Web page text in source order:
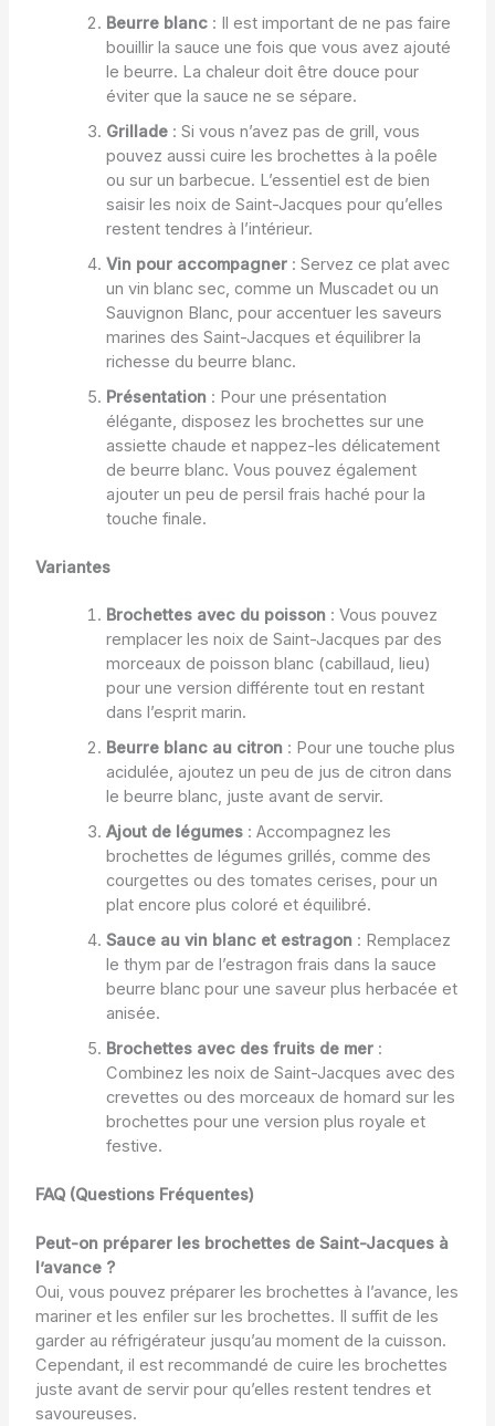
Beurre blanc: Il est important de ne pas faire
bouillir la sauce une fois que vous avez ajouté
le beurre. La chaleur doit être douce pour
éviter que la sauce ne se sépare.
Grillade: Si vous n’avez pas de grill, vous
pouvez aussi cuire les brochettes à la poêle
ou sur un barbecue. L’essentiel est de bien
saisir les noix de Saint-Jacques pour qu’elles
restent tendres à l’intérieur.
Vin pour accompagner: Servez ce plat avec
un vin blanc sec, comme un Muscadet ou un
Sauvignon Blanc, pour accentuer les saveurs
marines des Saint-Jacques et équilibrer la
richesse du beurre blanc.
Présentation: Pour une présentation
élégante, disposez les brochettes sur une
assiette chaude et nappez-les délicatement
de beurre blanc. Vous pouvez également
ajouter un peu de persil frais haché pour la
touche finale.
Variantes
Brochettes avec du poisson: Vous pouvez
remplacer les noix de Saint-Jacques par des
morceaux de poisson blanc (cabillaud, lieu)
pour une version différente tout en restant
dans l’esprit marin.
Beurre blanc au citron: Pour une touche plus
acidulée, ajoutez un peu de jus de citron dans
le beurre blanc, juste avant de servir.
Ajout de légumes: Accompagnez les
brochettes de légumes grillés, comme des
courgettes ou des tomates cerises, pour un
plat encore plus coloré et équilibré.
Sauce au vin blanc et estragon: Remplacez
le thym par de l’estragon frais dans la sauce
beurre blanc pour une saveur plus herbacée et
anisée.
Brochettes avec des fruits de mer:
Combinez les noix de Saint-Jacques avec des
crevettes ou des morceaux de homard sur les
brochettes pour une version plus royale et
festive.
FAQ (Questions Fréquentes)
Peut-on préparer les brochettes de Saint-Jacques à
l’avance ?
Oui, vous pouvez préparer les brochettes à l’avance, les
mariner et les enfiler sur les brochettes. Il suffit de les
garder au réfrigérateur jusqu’au moment de la cuisson.
Cependant, il est recommandé de cuire les brochettes
juste avant de servir pour qu’elles restent tendres et
savoureuses.